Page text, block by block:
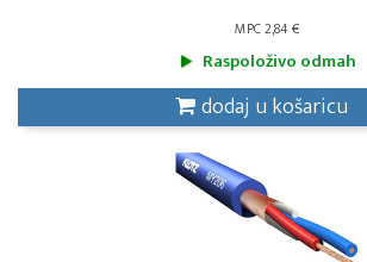
MPC 2,84 €
Raspoloživo odmah
dodaj u košaricu